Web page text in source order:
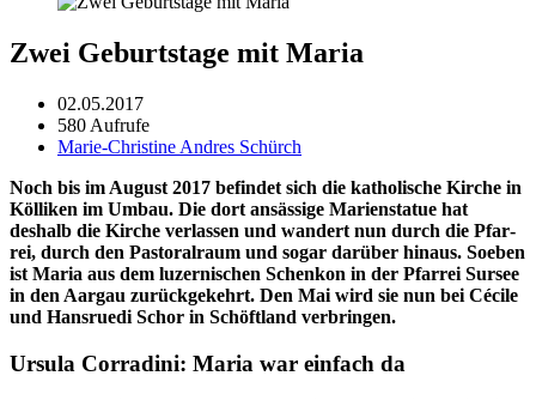
Zwei Geburtstage mit Maria
02.05.2017
580 Aufrufe
Marie-Christine Andres Schürch
Noch bis im August 2017 befind­et sich die katholis­che Kirche in
Köl­liken im Umbau. Die dort ansäs­sige Marien­stat­ue hat
deshalb die Kirche ver­lassen und wan­dert nun durch die Pfar­
rei, durch den Pas­toral­raum und sog­ar darüber hin­aus. Soeben
ist Maria aus dem luzernischen Schenkon in der Pfar­rei Sursee
in den Aar­gau zurück­gekehrt. Den Mai wird sie nun bei Cécile
und Han­srue­di Schor in Schöft­land ver­brin­gen.
Ursula Corradini: Maria war einfach da